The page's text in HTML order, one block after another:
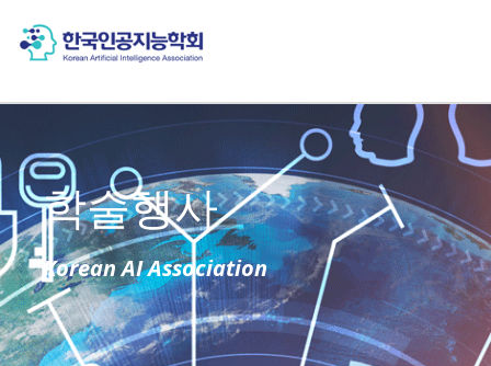
학술행사
Korean AI Association